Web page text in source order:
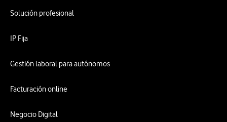
Solución profesional
IP Fija
Gestión laboral para autónomos
Facturación online
Negocio Digital